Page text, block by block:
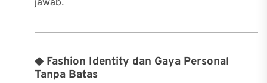
◆ Fashion Identity dan Gaya Personal
Tanpa Batas